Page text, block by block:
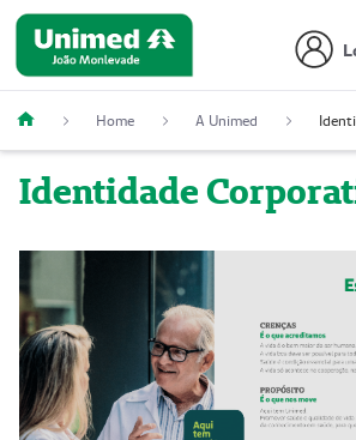
Home A Unimed
Identidade